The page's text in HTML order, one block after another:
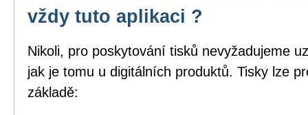
vždy tuto aplikaci ?
Nikoli, pro poskytování tisků nevyžadujeme
jak je tomu u digitálních produktů. Tisky lze
základě: